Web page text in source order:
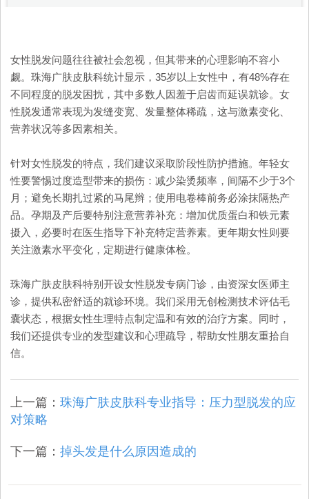
女性脱发问题往往被社会忽视，但其带来的心理影响不容小
觑。珠海广肤皮肤科统计显示，35岁以上女性中，有48%存在
不同程度的脱发困扰，其中多数人因羞于启齿而延误就诊。女
性脱发通常表现为发缝变宽、发量整体稀疏，这与激素变化、
营养状况等多因素相关。
针对女性脱发的特点，我们建议采取阶段性防护措施。年轻女
性要警惕过度造型带来的损伤：减少染烫频率，间隔不少于3个
月；避免长期扎过紧的马尾辫；使用电卷棒前务必涂抹隔热产
品。孕期及产后要特别注意营养补充：增加优质蛋白和铁元素
摄入，必要时在医生指导下补充特定营养素。更年期女性则要
关注激素水平变化，定期进行健康体检。
珠海广肤皮肤科特别开设女性脱发专病门诊，由资深女医师主
诊，提供私密舒适的就诊环境。我们采用无创检测技术评估毛
囊状态，根据女性生理特点制定温和有效的治疗方案。同时，
我们还提供专业的发型建议和心理疏导，帮助女性朋友重拾自
信。
上一篇： 珠海广肤皮肤科专业指导：压力型脱发的应
对策略
下一篇： 掉头发是什么原因造成的